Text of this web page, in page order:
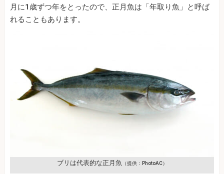
月に1歳ずつ年をとったので、正月魚は「年取り魚」と呼ば
れることもあります。
ブリは代表的な正月魚 （提供：PhotoAC）